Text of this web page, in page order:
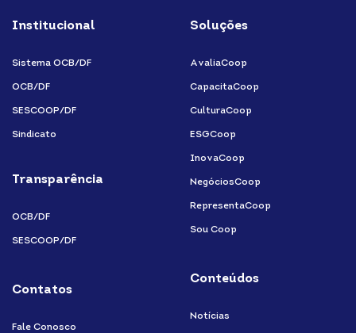
instagram
youtubefacebook-
f
Institucional
Sistema OCB/DF
OCB/DF
SESCOOP/DF
Sindicato
Transparência
OCB/DF
SESCOOP/DF
Contatos
Fale Conosco
Soluções
AvaliaCoop
CapacitaCoop
CulturaCoop
ESGCoop
InovaCoop
NegóciosCoop
RepresentaCoop
Sou Coop
Conteúdos
Notícias